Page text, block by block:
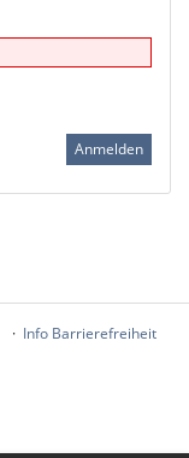
Info Barrierefreiheit